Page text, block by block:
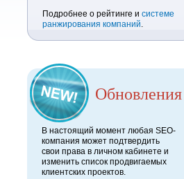
Подробнее о рейтинге и системе
ранжирования компаний.
Обновления
В настоящий момент любая SEO-
компания может подтвердить
свои права в личном кабинете и
изменить список продвигаемых
клиентских проектов.